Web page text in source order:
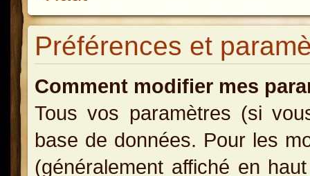
Préférences et
Comment modifier mes
Tous vos paramètres (si
base de données. Pour les
(généralement affiché en